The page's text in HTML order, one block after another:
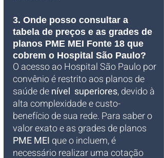
3. Onde posso consultar a
tabela de preços e as grades de
planos PME MEI Fonte 18 que
cobrem o Hospital São Paulo?
O acesso ao Hospital São Paulo por
convênio é restrito aos planos de
saúde de nível  superiores, devido à
alta complexidade e custo-
benefício de sua rede. Para saber o
valor exato e as grades de planos
PME MEI que o incluem, é
necessário realizar uma cotação